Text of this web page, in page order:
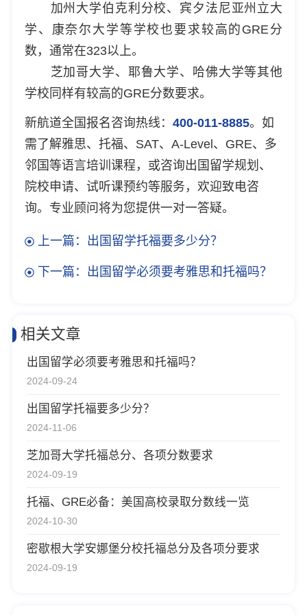
加州大学伯克利分校、宾夕法尼亚州立大
学、康奈尔大学等学校也要求较高的GRE分
数，通常在323以上。
芝加哥大学、耶鲁大学、哈佛大学等其他
学校同样有较高的GRE分数要求。
新航道全国报名咨询热线： 400-011-8885。如
需了解雅思、托福、SAT、A-Level、GRE、多
邻国等语言培训课程，或咨询出国留学规划、
院校申请、试听课预约等服务，欢迎致电咨
询。专业顾问将为您提供一对一答疑。
上一篇：出国留学托福要多少分？
下一篇：出国留学必须要考雅思和托福吗？
相关文章
出国留学必须要考雅思和托福吗？
2024-09-24
出国留学托福要多少分？
2024-11-06
芝加哥大学托福总分、各项分数要求
2024-09-19
托福、GRE必备：美国高校录取分数线一览
2024-10-30
密歇根大学安娜堡分校托福总分及各项分要求
2024-09-19